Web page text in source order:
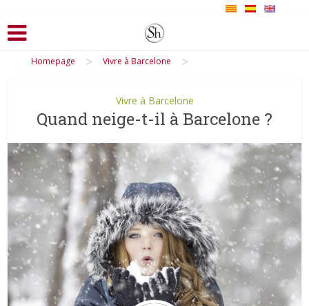
Homepage > Vivre à Barcelone >
Vivre à Barcelone
Quand neige-t-il à Barcelone ?